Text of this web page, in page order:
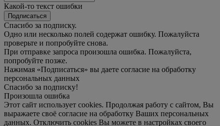
Какой-то текст ошибки
Подписаться
Спасибо за подписку.
Одно или несколько полей содержат ошибку. Пожалуйста
проверьте и попробуйте снова.
При отправке запроса произошла ошибка. Пожалуйста,
попробуйте позже.
Нажимая «Подписаться» вы даете согласие на обработку
персональных данных
Спасибо за подписку!
Произошла ошибка
Этот сайт использует cookies. Продолжая работу с сайтом, Вы
выражаете своё согласие на обработку Ваших персональных
данных. Отключить cookies Вы можете в настройках своего